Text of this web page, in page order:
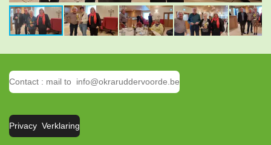
Contact : mail to info@okraruddervoorde.be
Privacy Verklaring